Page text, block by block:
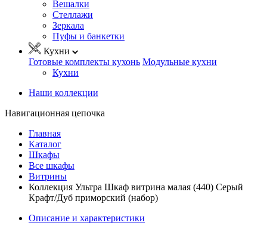
Вешалки
Стеллажи
Зеркала
Пуфы и банкетки
Кухни
Готовые комплекты кухонь Модульные кухни
Кухни
Наши коллекции
Навигационная цепочка
Главная
Каталог
Шкафы
Все шкафы
Витрины
Коллекция Ультра Шкаф витрина малая (440) Серый
Крафт/Дуб приморский (набор)
Описание и характеристики